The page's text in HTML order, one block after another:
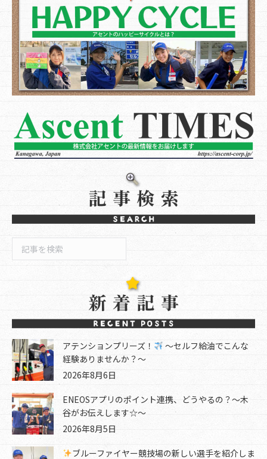
索
アテンションプリーズ！
～セルフ給油でこんな
経験ありませんか？～
2026年8月6日
ENEOSアプリのポイント連携、どうやるの？～木
谷がお伝えします☆～
2026年8月5日
ブルーファイヤー競技場の新しい選手を紹介しま